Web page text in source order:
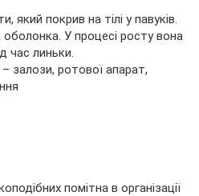
який покрив на тілі у павуків.
оболонка. У процесі росту вона
час линьки.
помітна в організації